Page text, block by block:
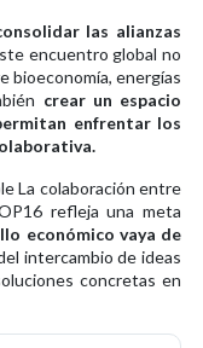
las alianzas
encuentro global no
bioeconomía, energías
crear un espacio
enfrentar los
La colaboración entre
refleja una meta
económico vaya de
intercambio de ideas
concretas en